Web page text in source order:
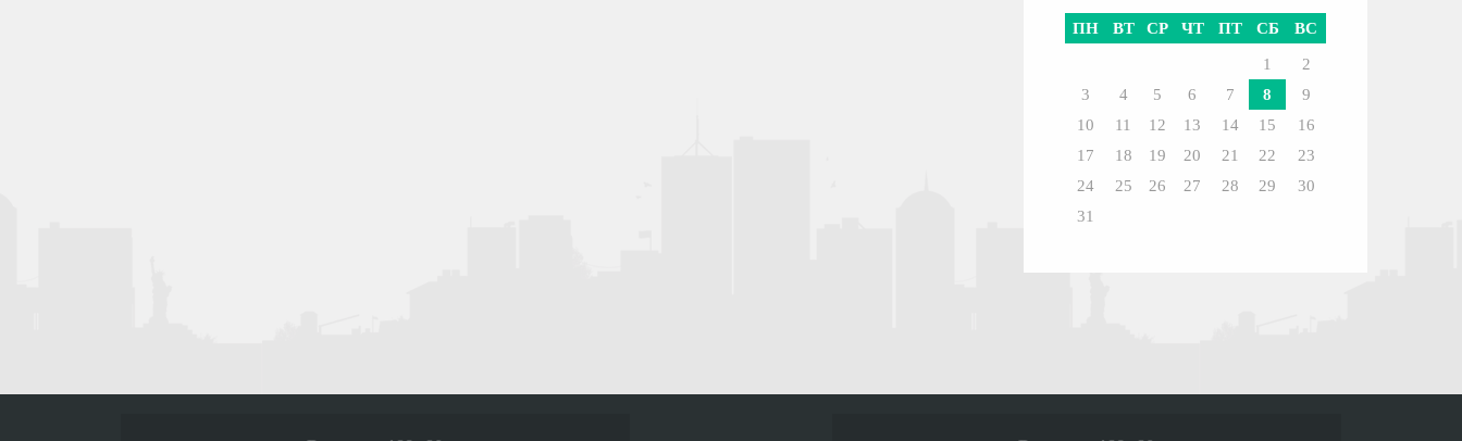
ПН ВТ СР ЧТ ПТ СБ ВС
1
2
3
4 5 6 7 8
9
10
11 12 13 14 15
16
17
18 19 20 21 22
23
24
25 26 27 28 29
30
31